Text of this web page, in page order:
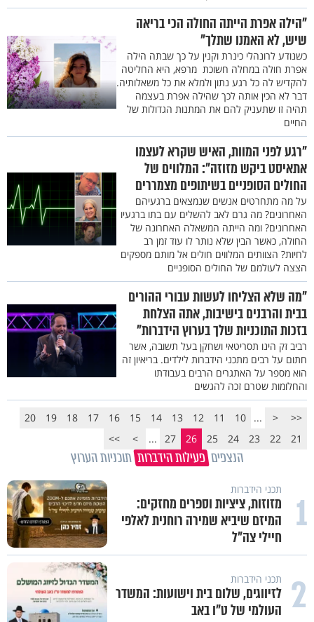
"הילה אפרת הייתה החולה הכי בריאה
שיש, לא האמנו שתלך"
כשנודע לרונהלי כינרת וקנין על כך שבתה הילה
אפרת חולה במחלה חשוכת מרפא, היא החליטה
להקדיש לה כל רגע נתון ולמלא את כל משאלותיה.
דבר לא הכין אותה לכך שהילה אפרת בעצמה
תהיה זו שתעניק להם את המתנות הגדולות של
החיים
"רגע לפני המוות, האיש שקרא לעצמו
אתאיסט ביקש מזוזה": המלווים של
החולים הסופניים בשיתופים מצמררים
על מה מתחרטים אנשים שנמצאים ברגעיהם
האחרונים? מה גרם לאב להשלים עם בתו ברגעיו
האחרונים? ומה הייתה המשאלה האחרונה של
החולה, כאשר הבין שלא נותר לו עוד זמן רב
לחיות? הצוותים המלווים חולים אל מותם מספקים
הצצה לעולמם של החולים הסופניים
"מה שלא הצליחו לעשות עבורי ההורים
בבית והרבנים בישיבות, אתה הצלחת
בזכות התוכניות שלך בערוץ הידברות"
רביב זק הינו תסריטאי ושחקן בעל תשובה, אשר
חתום על רבים מתכני הידברות לילדים. בריאיון זה
הוא מספר על האתגרים הרבים בעבודתו
והחלומות שטרם זכה להגשים
<<
<
...
10
11
12
13
14
15
16
17
18
19
20
21
22
23
24
25
26
27
...
>
>>
הנצפים פעילות הידברות תוכניות הערוץ
1 תכני הידברות
מזוזות, ציציות וספרים מחזקים:
המיזם שיביא שמירה רוחנית לאלפי
חיילי צה"ל
2 תכני הידברות
לזיווגים, שלום בית וישועות: המשדר
העולמי של ט"ו באב